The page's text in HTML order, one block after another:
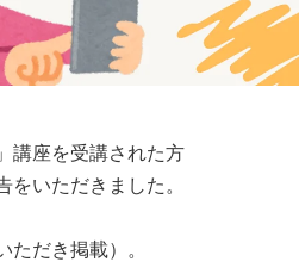
講座を受講された方
をいただきました。
ただき掲載）。